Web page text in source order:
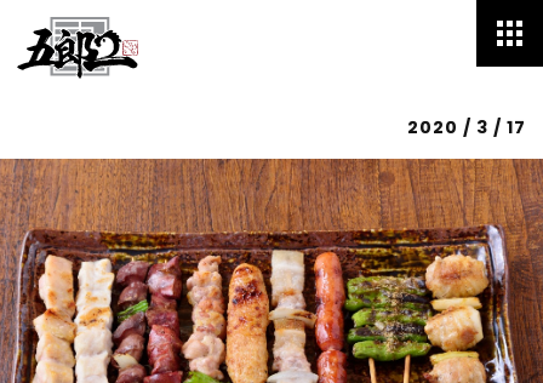
2020 / 3 / 17
HOME
Menu
Speciality